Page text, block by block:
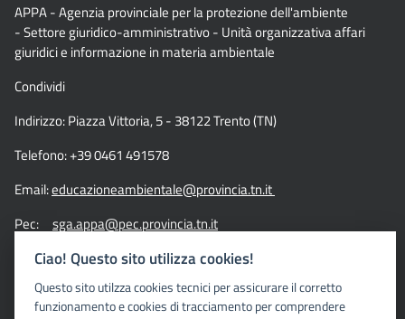
APPA - Agenzia provinciale per la protezione dell'ambiente
- Settore giuridico-amministrativo - Unità organizzativa affari
giuridici e informazione in materia ambientale
Condividi
Indirizzo: Piazza Vittoria, 5 - 38122 Trento (TN)
Telefono: +39 0461 491578
Email:educazioneambientale@provincia.tn.it
Pec: sga.appa@pec.provincia.tn.it
Link
Ciao! Questo sito utilizza cookies!
Questo sito utilzza cookies tecnici per assicurare il corretto
funzionamento e cookies di tracciamento per comprendere